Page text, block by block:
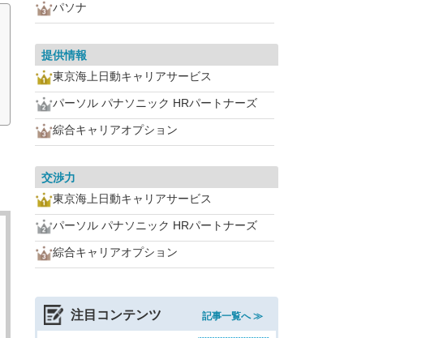
パソナ
提供情報
東京海上日動キャリアサービス
パーソル パナソニック HRパートナーズ
綜合キャリアオプション
交渉力
東京海上日動キャリアサービス
パーソル パナソニック HRパートナーズ
綜合キャリアオプション
注目コンテンツ 記事一覧へ ≫